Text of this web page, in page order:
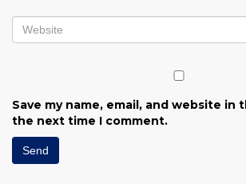
Save my name, email, and website in
the next time I comment.